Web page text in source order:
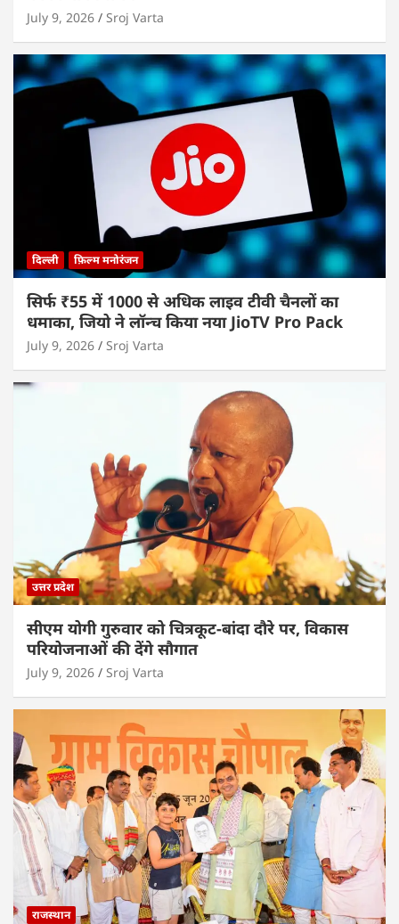
July 9, 2026 Sroj Varta
दिल्ली फ़िल्म मनोरंजन
सिर्फ ₹55 में 1000 से अधिक लाइव टीवी चैनलों का
धमाका, जियो ने लॉन्च किया नया JioTV Pro Pack
July 9, 2026 Sroj Varta
उत्तर प्रदेश
सीएम योगी गुरुवार को चित्रकूट-बांदा दौरे पर, विकास
परियोजनाओं की देंगे सौगात
July 9, 2026 Sroj Varta
राजस्थान